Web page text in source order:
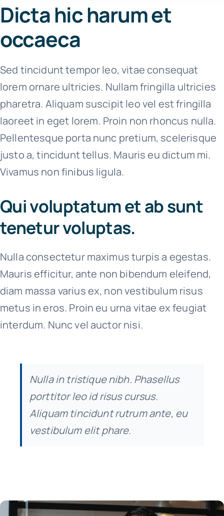
Dicta hic harum et
occaeca
Sed tincidunt tempor leo, vitae consequat
lorem ornare ultricies. Nullam fringilla ultricies
pharetra. Aliquam suscipit leo vel est fringilla
laoreet in eget lorem. Proin non rhoncus nulla.
Pellentesque porta nunc pretium, scelerisque
justo a, tincidunt tellus. Mauris eu dictum mi.
Vivamus non finibus ligula.
Qui voluptatum et ab sunt
tenetur voluptas.
Nulla consectetur maximus turpis a egestas.
Mauris efficitur, ante non bibendum eleifend,
diam massa varius ex, non vestibulum risus
metus in eros. Proin eu urna vitae ex feugiat
interdum. Nunc vel auctor nisi.
Nulla in tristique nibh. Phasellus
porttitor leo id risus cursus.
Aliquam tincidunt rutrum ante, eu
vestibulum elit phare.